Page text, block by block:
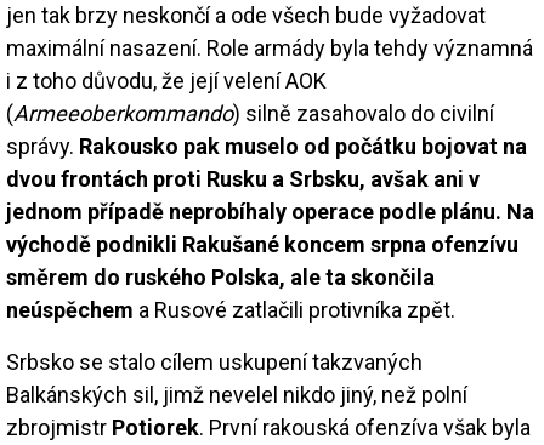
jen tak brzy neskončí a ode všech bude vyžadovat
maximální nasazení. Role armády byla tehdy významná
i z toho důvodu, že její velení AOK
(Armeeoberkommando) silně zasahovalo do civilní
správy. Rakousko pak muselo od počátku bojovat na
dvou frontách proti Rusku a Srbsku, avšak ani v
jednom případě neprobíhaly operace podle plánu. Na
východě podnikli Rakušané koncem srpna ofenzívu
směrem do ruského Polska, ale ta skončila
neúspěchem a Rusové zatlačili protivníka zpět.
Srbsko se stalo cílem uskupení takzvaných
Balkánských sil, jimž nevelel nikdo jiný, než polní
zbrojmistr Potiorek. První rakouská ofenzíva však byla